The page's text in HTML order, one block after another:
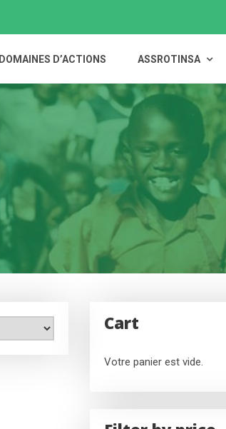
DOMAINES D’ACTIONS ASSROTINSA
Cart
Votre panier est vide.